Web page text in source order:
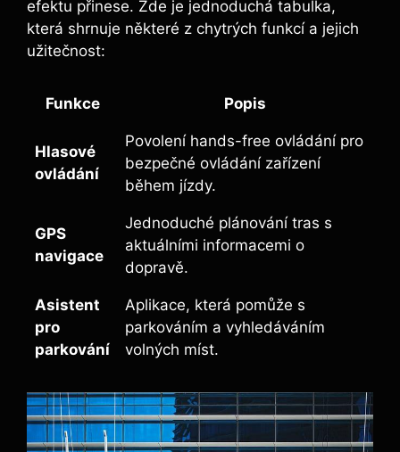
efektu přinese. Zde je jednoduchá tabulka,
která shrnuje některé z chytrých funkcí a jejich
užitečnost:
Funkce Popis
Hlasové
ovládání
Povolení hands-free ovládání pro
bezpečné ovládání zařízení
během jízdy.
GPS
navigace
Jednoduché plánování tras s
aktuálními informacemi o
dopravě.
Asistent
pro
parkování
Aplikace, která pomůže s
parkováním a vyhledáváním
volných míst.